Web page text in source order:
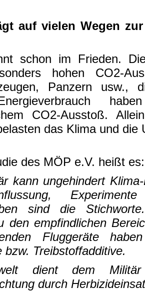
auf vielen Wegen
schon im Frieden.
hohen CO2-
Panzern usw.,
CO2-Ausstoß.
das Klima und die
des MÖP e.V. heißt es:
kann ungehindert
sind die
den empfindlichen
Fluggeräte
bzw. Treibstoffadditive.
dient dem
durch